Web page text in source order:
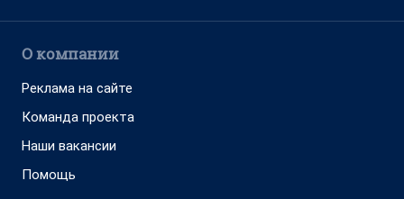
О компании
Реклама на сайте
Команда проекта
Наши вакансии
Помощь